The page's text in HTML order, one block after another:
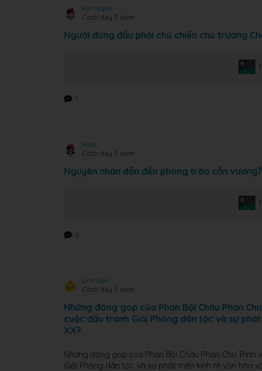
Kim Ngân
Cách đây 5 năm
Người đứng đầu phải chủ chiến chủ trương
1
Xoài
Cách đây 5 năm
Nguyên nhân dẫn đến phong trào cần vương?
0
Linh Đan
Cách đây 5 năm
Những đóng gop của Phan Bội Châu Phan
cuộc đấu tranh Giải Phóng dân tộc và sự
XX?
Những đóng gop của Phan Bội Châu Phan Chu
Giải Phóng dân tộc và sự phát triển kinh tế văn hóa